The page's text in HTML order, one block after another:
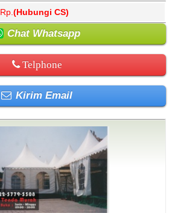
Rp. (Hubungi CS)
Chat Whatsapp
Telphone
Kirim Email